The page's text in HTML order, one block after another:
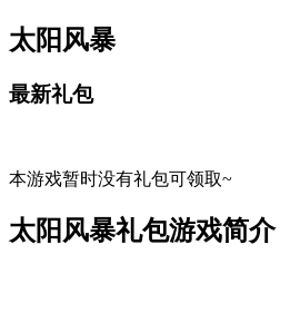
太阳风暴
最新礼包
本游戏暂时没有礼包可领取~
太阳风暴礼包游戏简介